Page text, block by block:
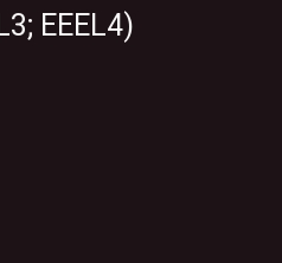
EEEL4)